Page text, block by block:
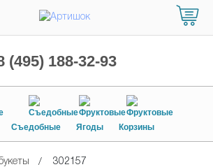
(495) 188-32-93
Съедобные Ягоды Корзины
302157